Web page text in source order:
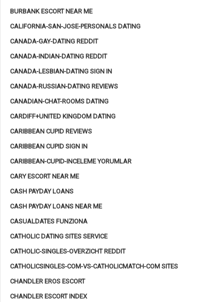
BURBANK ESCORT NEAR ME
CALIFORNIA-SAN-JOSE-PERSONALS DATING
CANADA-GAY-DATING REDDIT
CANADA-INDIAN-DATING REDDIT
CANADA-LESBIAN-DATING SIGN IN
CANADA-RUSSIAN-DATING REVIEWS
CANADIAN-CHAT-ROOMS DATING
CARDIFF+UNITED KINGDOM DATING
CARIBBEAN CUPID REVIEWS
CARIBBEAN CUPID SIGN IN
CARIBBEAN-CUPID-INCELEME YORUMLAR
CARY ESCORT NEAR ME
CASH PAYDAY LOANS
CASH PAYDAY LOANS NEAR ME
CASUALDATES FUNZIONA
CATHOLIC DATING SITES SERVICE
CATHOLIC-SINGLES-OVERZICHT REDDIT
CATHOLICSINGLES-COM-VS-CATHOLICMATCH-COM SITES
CHANDLER EROS ESCORT
CHANDLER ESCORT INDEX